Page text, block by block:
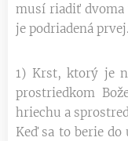
musí riadiť dvoma
je podriadená prvej.
1) Krst, ktorý je
prostriedkom
hriechu a
Keď sa to berie do